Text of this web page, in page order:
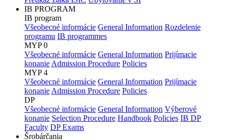
IB PROGRAM
IB program
Všeobecné informácie General Information Rozdelenie
programu IB programmes
MYP 0
Všeobecné informácie General Information Prijímacie
konanie Admission Procedure Policies
MYP 4
Všeobecné informácie General Information Prijímacie
konanie Admission Procedure Policies
DP
Všeobecné informácie General Information Výberové
konanie Selection Procedure Handbook Policies IB DP
Faculty DP Exams
Šrobárčania